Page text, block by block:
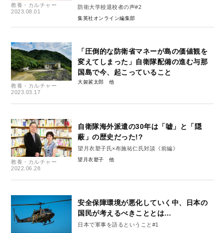
教養・カルチャー
2023.08.01
防衛大学校退校者の声#2
集英社オンライン編集部
教養・カルチャー
2023.03.17
「圧倒的な防衛省マネーが島の価値観を
変えてしまった」自衛隊配備の進む与那
国島で今、起こっていること
大袈裟太郎
教養・カルチャー
2022.06.28
自衛隊海外派遣の30年は「嘘」と「隠
蔽」の歴史だった!?
望月衣塑子氏×布施祐仁氏対談《前編》
望月衣塑子
安全保障環境が悪化していく中、日本の
国民が考えるべきこととは…
日本で軍事を語るということ#1